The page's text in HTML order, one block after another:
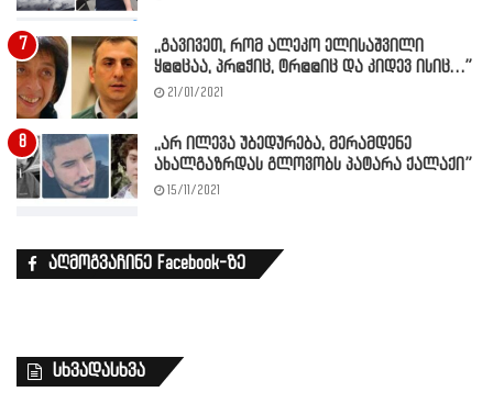
,,გავივეთ, რომ ალეკო ელისაშვილი
ყ@@ცაა, პრ@ჭიც, ტრ@@იც და კიდევ ისიც…”
21/01/2021
,,არ ილევა უბედურება, მერამდენე
ახალგაზრდას გლოვობს პატარა ქალაქი”
15/11/2021
აღმოგვაჩინე Facebook-ზე
სხვადასხვა